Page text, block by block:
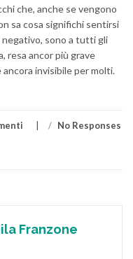
che, anche se vengono
sa cosa significhi sentirsi
sono a tutti gli
resa ancor più grave
invisibile per molti.
/ No Responses
Franzone